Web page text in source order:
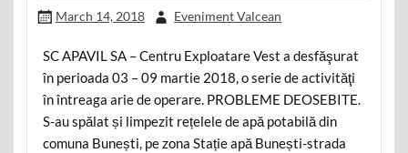
March 14, 2018 Eveniment Valcean
SC APAVIL SA – Centru Exploatare Vest a desfăşurat
în perioada 03 – 09 martie 2018, o serie de activităţi
în întreaga arie de operare. PROBLEME DEOSEBITE.
S-au spălat și limpezit rețelele de apă potabilă din
comuna Bunești, pe zona Stație apă Bunești-strada